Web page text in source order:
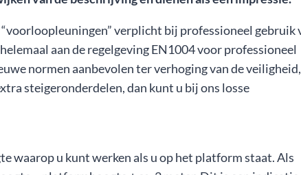
verplicht bij professioneel gebruik
aan de regelgeving EN1004 voor professioneel
normen aanbevolen ter verhoging van de veiligheid,
steigeronderdelen, dan kunt u bij ons losse
waarop u kunt werken als u op het platform staat. Als